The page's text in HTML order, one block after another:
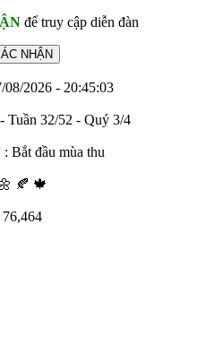
để truy cập diễn đàn
08/2026 - 20:45:03
Tuần 32/52 - Quý 3/4
Bắt đầu mùa thu
🍂 🍁
76,464